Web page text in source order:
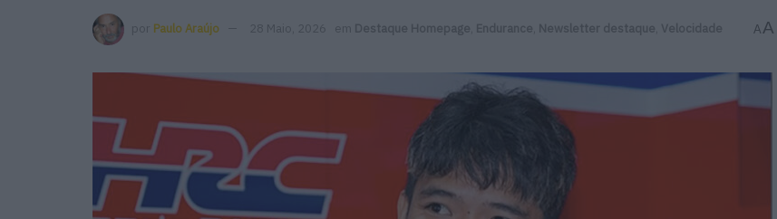
por Paulo Araújo 28 Maio, 2026 em Destaque Homepage Endurance Newsletter destaque Velocidade AA